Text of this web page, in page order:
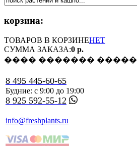
корзина:
ТОВАРОВ В КОРЗИНЕНЕТ
СУММА ЗАКАЗА:0 р.
���� ������� �����
8 495 445-60-65
Будние: с 9:00 до 19:00
8 925 592-55-12
info@freshplants.ru